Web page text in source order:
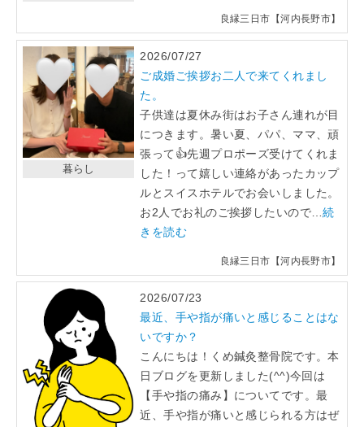
良縁三日市【河内長野市】
2026/07/27
ご成婚ご挨拶お二人で来てくれまし
た。
子供達は夏休み街はお子さん連れが目
につきます。暑い夏、パパ、ママ、頑
張って👍先週プロポーズ受けてくれま
した！って嬉しい連絡があったカップ
ルとスイスホテルでお会いしました。
お2人でお礼のご挨拶したいので…続
きを読む
良縁三日市【河内長野市】
暮らし
2026/07/23
最近、手や指が痛いと感じることはな
いですか？
こんにちは！くめ鍼灸整骨院です。本
日ブログを更新しました(^^)今回は
【手や指の痛み】についてです。最
近、手や指が痛いと感じられる方はぜ